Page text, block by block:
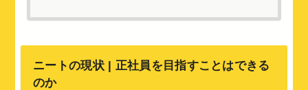
ニートの現状 | 正社員を目指すことはできる
のか